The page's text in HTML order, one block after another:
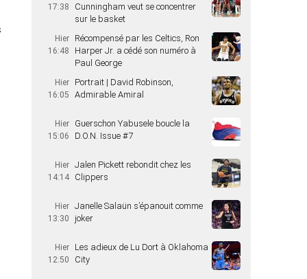
17:38
Cunningham veut se concentrer
sur le basket
Hier
16:48
Récompensé par les Celtics, Ron
Harper Jr. a cédé son numéro à
Paul George
Hier
16:05
Portrait | David Robinson,
Admirable Amiral
Hier
15:06
Guerschon Yabusele boucle la
D.O.N. Issue #7
Hier
14:14
Jalen Pickett rebondit chez les
Clippers
Hier
13:30
Janelle Salaün s’épanouit comme
joker
Hier
12:50
Les adieux de Lu Dort à Oklahoma
City